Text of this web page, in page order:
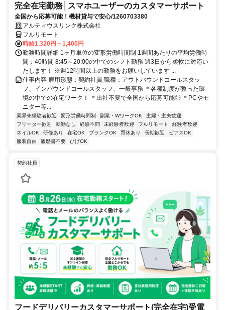
完全在宅勤務│スマホユーザーのカスタマーサポート
全国から応募可能！機材貸与で安心/1260703380
アルティウスリンク株式会社
フルリモート
時給1,320円～1,400円
勤務時間詳細 1ヶ月単位の変形労働時間制 1週間あたりの平均労働時
間：40時間 8:45～20:00の中でのシフト勤務 週3日から柔軟に対応い
たします！ ※週12時間以上の勤務をお願いしています ...
仕事内容 雇用形態：契約社員 職種：アウトバウンドコールスタッ
フ、インバウンドコールスタッフ、一般事務 ＊各種制度が整った環
境の中での在宅ワーク！ ＊出社不要で全国から応募可能◎ ＊PCやモ
ニター等...
業界未経験者歓迎 変形労働時間制 副業・WワークOK
主婦・主夫歓迎
フリーター歓迎
転勤なし 経験不問 未経験者歓迎 フルリモート
経験者歓迎
ネイルOK
研修あり 在宅OK ブランクOK 育休あり 長期歓迎
ピアスOK
服装自由
履歴書不要 ひげOK
契約社員
フードデリバリーカスタマーサポート(完全在宅)受電